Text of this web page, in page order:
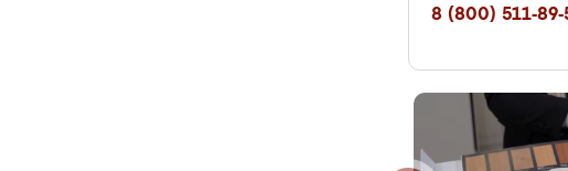
8 (800) 511-89-